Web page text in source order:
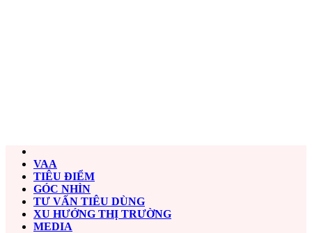
VAA
TIÊU ĐIỂM
GÓC NHÌN
TƯ VẤN TIÊU DÙNG
XU HƯỚNG THỊ TRƯỜNG
MEDIA